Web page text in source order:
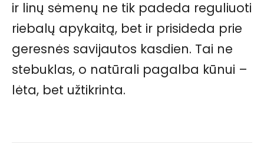
ir linų sėmenų ne tik padeda reguliuoti
riebalų apykaitą, bet ir prisideda prie
geresnės savijautos kasdien. Tai ne
stebuklas, o natūrali pagalba kūnui –
lėta, bet užtikrinta.